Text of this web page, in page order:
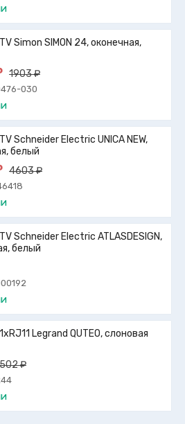
Simon SIMON 24, оконечная,
1903 ₽
030
Schneider Electric UNICA NEW,
белый
4603 ₽
Schneider Electric ATLASDESIGN,
белый
Legrand QUTEO, слоновая
502 ₽